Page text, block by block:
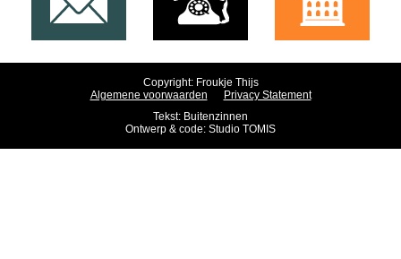
Copyright: Froukje Thijs
Algemene voorwaarden
Privacy Statement
Tekst: Buitenzinnen
Ontwerp & code: Studio TOMIS